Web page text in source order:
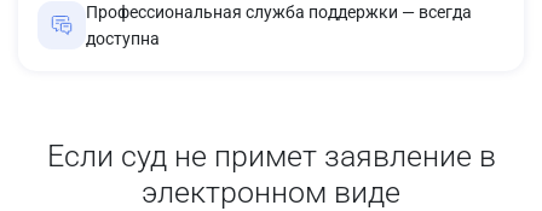
Профессиональная служба поддержки — всегда
доступна
Если суд не примет заявление в
электронном виде